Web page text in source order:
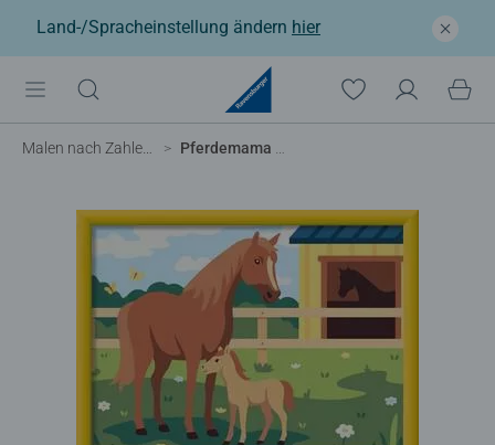
Land-/Spracheinstellung ändern hier
Malen nach Zahlen Kinder Pferdemama und Fohlen